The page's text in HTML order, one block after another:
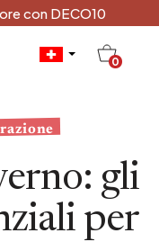
con DECO10
0
gli
per